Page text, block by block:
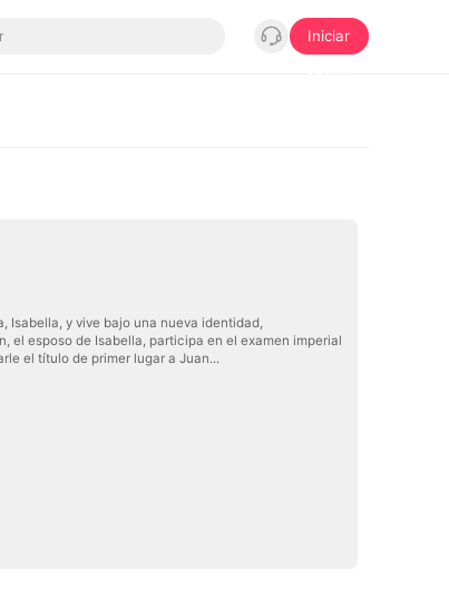
Iniciar
Isabella, y vive bajo una nueva identidad,
el esposo de Isabella, participa en el examen imperial
el título de primer lugar a Juan...